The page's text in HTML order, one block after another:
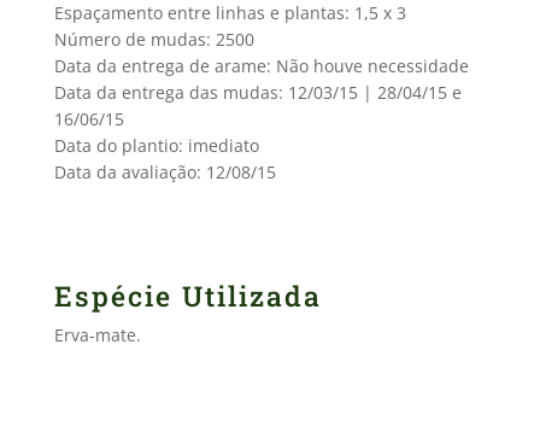
Espaçamento entre linhas e plantas: 1,5 x 3
Número de mudas: 2500
Data da entrega de arame: Não houve necessidade
Data da entrega das mudas: 12/03/15 | 28/04/15 e
16/06/15
Data do plantio: imediato
Data da avaliação: 12/08/15
Espécie Utilizada
Erva-mate.